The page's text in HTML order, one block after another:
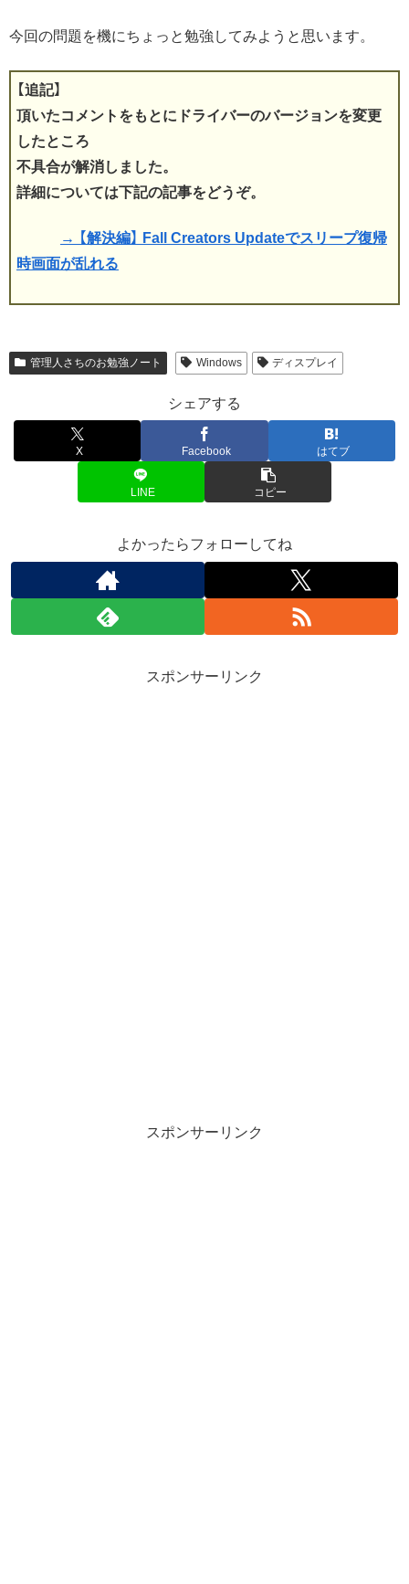
今回の問題を機にちょっと勉強してみようと思います。
【追記】
頂いたコメントをもとにドライバーのバージョンを変更
したところ
不具合が解消しました。
詳細については下記の記事をどうぞ。
→ 【解決編】 Fall Creators Updateでスリープ復帰
時画面が乱れる
管理人さちのお勉強ノート Windows ディスプレイ
シェアする
X Facebook はてブ
LINE コピー
よかったらフォローしてね
スポンサーリンク
スポンサーリンク